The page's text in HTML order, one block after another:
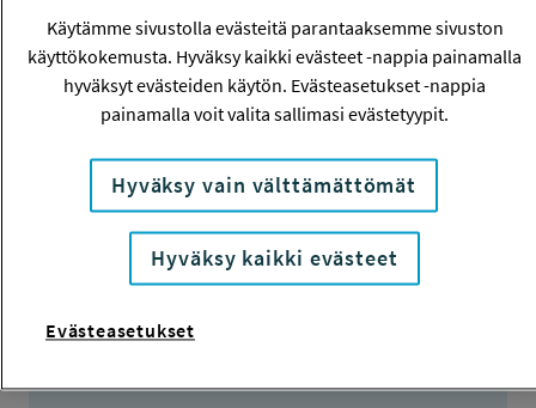
LISÄTIETOJA
Katriina Hyvönen
katriina.hyvonen@jamk.fi
1.3.2025 - 28.2.2026
TYÖSUOJELURAHASTON PÄÄTÖS
12.11.2024
23 000 euroa
KOKONAISKUSTANNUKSET
Käytämme sivustolla evästeitä parantaaksemme sivuston
käyttökokemusta. Hyväksy kaikki evästeet -nappia painamalla
hyväksyt evästeiden käytön. Evästeasetukset -nappia
painamalla voit valita sallimasi evästetyypit.
Hyväksy vain välttämättömät
Hyväksy kaikki evästeet
Evästeasetukset